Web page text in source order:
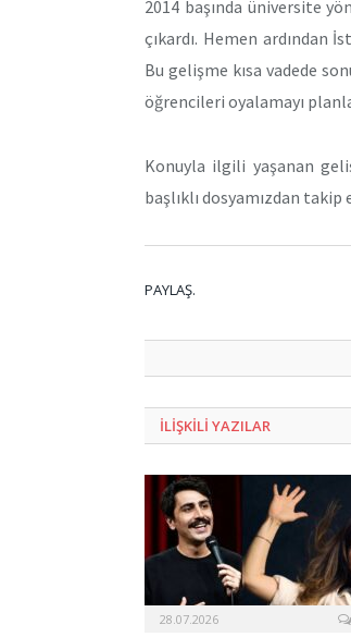
2014 başında üniversite
çıkardı. Hemen ardından
Bu gelişme kısa vadede
öğrencileri oyalamayı
Konuyla ilgili yaşanan
başlıklı dosyamızdan
PAYLAŞ.
ILIŞKILI YAZILAR
28.07.2026